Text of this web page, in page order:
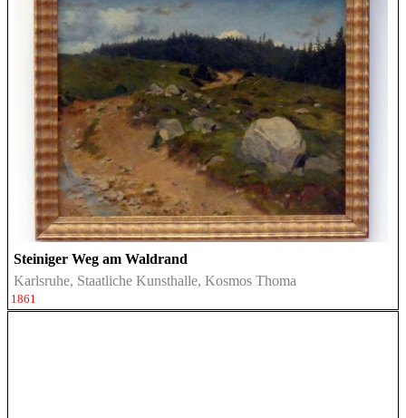
Steiniger Weg am Waldrand
Karlsruhe, Staatliche Kunsthalle, Kosmos Thoma
1861